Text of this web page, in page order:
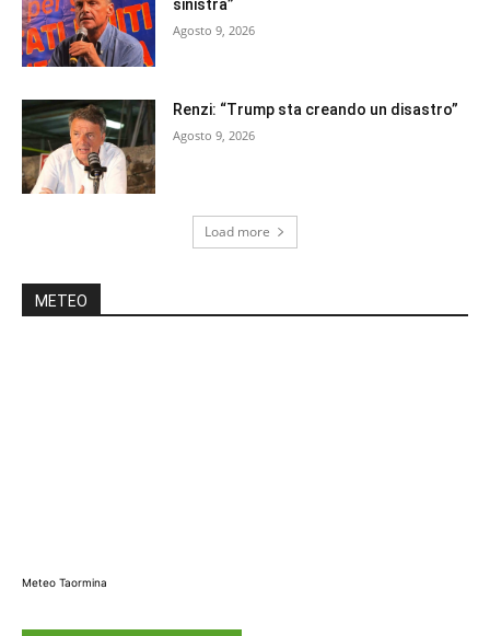
sinistra”
Agosto 9, 2026
Renzi: “Trump sta creando un disastro”
Agosto 9, 2026
Load more
METEO
Meteo Taormina